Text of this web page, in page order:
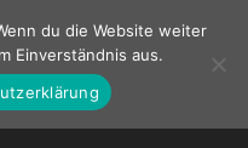
du die Website weiter
Einverständnis aus.